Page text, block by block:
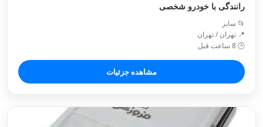
رانندگی با خودرو شخصی
📂 سایر
📍 تهران / تهران
🕒 8 ساعت قبل
مشاهده جزئیات